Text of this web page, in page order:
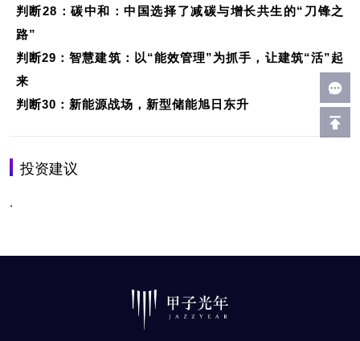
判断28：碳中和：中国选择了减碳与增长共生的“刀锋之
路”
判断29：智慧建筑：以“能效管理”为抓手，让建筑“活”起
来
判断30：新能源战场，新型储能旭日东升
投资建议
.